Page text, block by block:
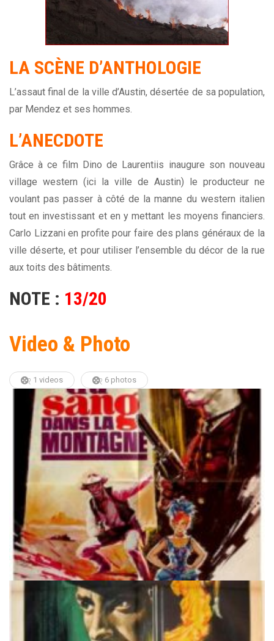
LA SCÈNE D’ANTHOLOGIE
L’assaut final de la ville d’Austin, désertée de sa population,
par Mendez et ses hommes.
L’ANECDOTE
Grâce à ce film Dino de Laurentiis inaugure son nouveau
village western (ici la ville de Austin) le producteur ne
voulant pas passer à côté de la manne du western italien
tout en investissant et en y mettant les moyens financiers.
Carlo Lizzani en profite pour faire des plans généraux de la
ville déserte, et pour utiliser l’ensemble du décor de la rue
aux toits des bâtiments.
NOTE : 13/20
Video & Photo
1 videos 6 photos